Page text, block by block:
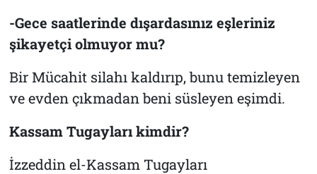
-Gece saatlerinde dışardasınız eşleriniz
şikayetçi olmuyor mu?
Bir Mücahit silahı kaldırıp, bunu temizleyen
ve evden çıkmadan beni süsleyen eşimdi.
Kassam Tugayları kimdir?
İzzeddin el-Kassam Tugayları